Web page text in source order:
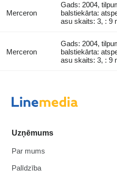
Merceron
Gads: 2004,
balstiekārta:
asu skaits: 3, : 9
Merceron
Gads: 2004,
balstiekārta:
asu skaits: 3, : 9
Uzņēmums
Par mums
Palīdzība